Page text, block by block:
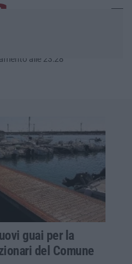
alle 23:28
guai per la
del Comune